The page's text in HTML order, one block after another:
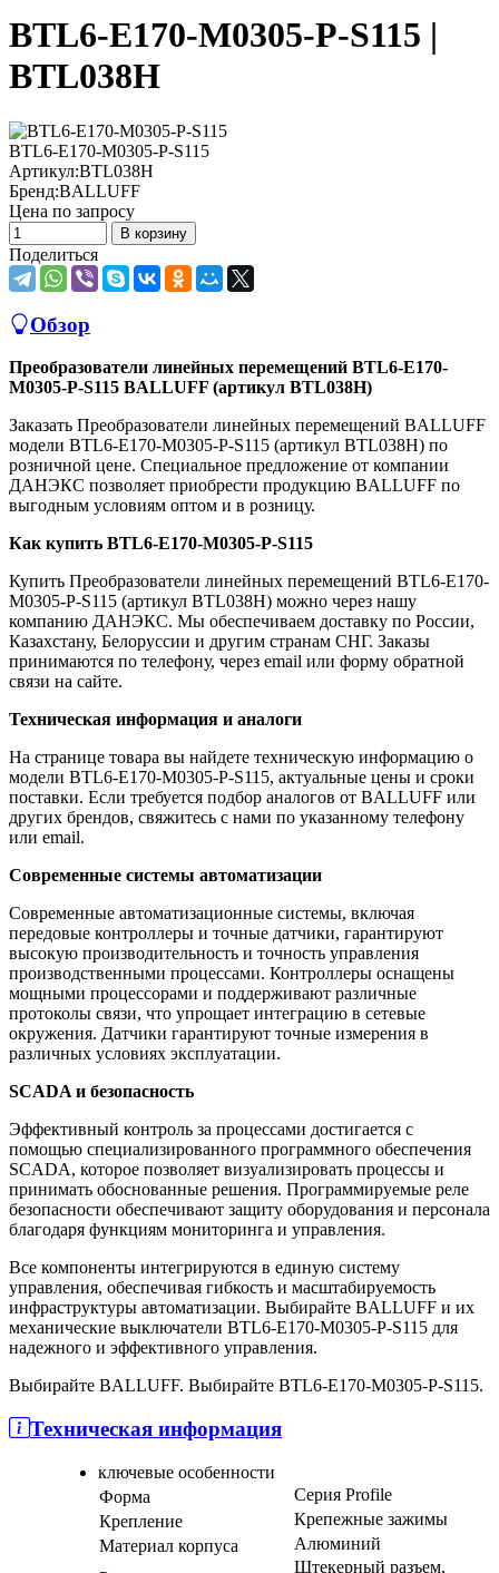
BTL6-E170-M0305-P-S115 |
BTL038H
BTL6-E170-M0305-P-S115
Артикул:BTL038H
Бренд:BALLUFF
Цена по запросу
В корзину
Поделиться
Обзор
Преобразователи линейных перемещений BTL6-E170-
M0305-P-S115 BALLUFF (артикул BTL038H)
Заказать Преобразователи линейных перемещений BALLUFF
модели BTL6-E170-M0305-P-S115 (артикул BTL038H) по
розничной цене. Специальное предложение от компании
ДАНЭКС позволяет приобрести продукцию BALLUFF по
выгодным условиям оптом и в розницу.
Как купить BTL6-E170-M0305-P-S115
Купить Преобразователи линейных перемещений BTL6-E170-
M0305-P-S115 (артикул BTL038H) можно через нашу
компанию ДАНЭКС. Мы обеспечиваем доставку по России,
Казахстану, Белоруссии и другим странам СНГ. Заказы
принимаются по телефону, через email или форму обратной
связи на сайте.
Техническая информация и аналоги
На странице товара вы найдете техническую информацию о
модели BTL6-E170-M0305-P-S115, актуальные цены и сроки
поставки. Если требуется подбор аналогов от BALLUFF или
других брендов, свяжитесь с нами по указанному телефону
или email.
Современные системы автоматизации
Современные автоматизационные системы, включая
передовые контроллеры и точные датчики, гарантируют
высокую производительность и точность управления
производственными процессами. Контроллеры оснащены
мощными процессорами и поддерживают различные
протоколы связи, что упрощает интеграцию в сетевые
окружения. Датчики гарантируют точные измерения в
различных условиях эксплуатации.
SCADA и безопасность
Эффективный контроль за процессами достигается с
помощью специализированного программного обеспечения
SCADA, которое позволяет визуализировать процессы и
принимать обоснованные решения. Программируемые реле
безопасности обеспечивают защиту оборудования и персонала
благодаря функциям мониторинга и управления.
Все компоненты интегрируются в единую систему
управления, обеспечивая гибкость и масштабируемость
инфраструктуры автоматизации. Выбирайте BALLUFF и их
механические выключатели BTL6-E170-M0305-P-S115 для
надежного и эффективного управления.
Выбирайте BALLUFF. Выбирайте BTL6-E170-M0305-P-S115.
Техническая информация
ключевые особенности
Форма
Серия Profile
Крепление
Крепежные зажимы
Материал корпуса
Алюминий
Штекерный разъем,